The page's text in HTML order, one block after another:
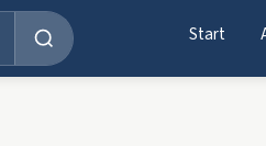
Start